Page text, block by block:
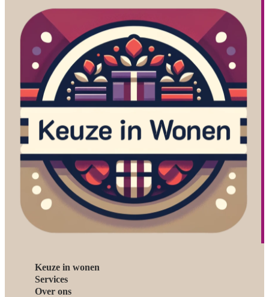
Keuze in wonen
Services
Over ons